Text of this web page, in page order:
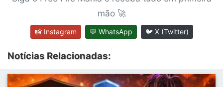
mão 🚀
📸 Instagram 💬 WhatsApp 🐦 X (Twitter)
Notícias Relacionadas: